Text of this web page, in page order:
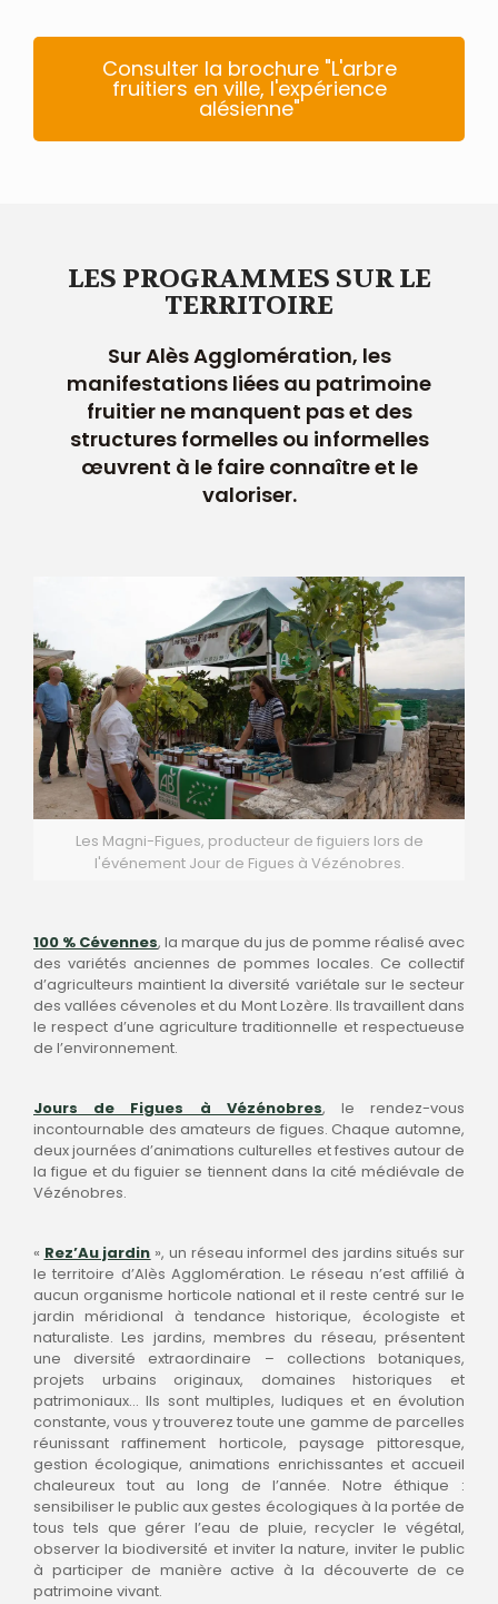
Consulter la brochure "L'arbre
fruitiers en ville, l'expérience
alésienne"
LES PROGRAMMES SUR LE
TERRITOIRE
Sur Alès Agglomération, les
manifestations liées au patrimoine
fruitier ne manquent pas et des
structures formelles ou informelles
œuvrent à le faire connaître et le
valoriser.
Les Magni-Figues, producteur de figuiers lors de
l'événement Jour de Figues à Vézénobres.
100 % Cévennes, la marque du jus de pomme réalisé avec
des variétés anciennes de pommes locales. Ce collectif
d’agriculteurs maintient la diversité variétale sur le secteur
des vallées cévenoles et du Mont Lozère. Ils travaillent dans
le respect d’une agriculture traditionnelle et respectueuse
de l’environnement.
Jours de Figues à Vézénobres, le rendez-vous
incontournable des amateurs de figues. Chaque automne,
deux journées d’animations culturelles et festives autour de
la figue et du figuier se tiennent dans la cité médiévale de
Vézénobres.
« Rez’Au jardin », un réseau informel des jardins situés sur
le territoire d’Alès Agglomération. Le réseau n’est affilié à
aucun organisme horticole national et il reste centré sur le
jardin méridional à tendance historique, écologiste et
naturaliste. Les jardins, membres du réseau, présentent
une diversité extraordinaire – collections botaniques,
projets urbains originaux, domaines historiques et
patrimoniaux… Ils sont multiples, ludiques et en évolution
constante, vous y trouverez toute une gamme de parcelles
réunissant raffinement horticole, paysage pittoresque,
gestion écologique, animations enrichissantes et accueil
chaleureux tout au long de l’année. Notre éthique :
sensibiliser le public aux gestes écologiques à la portée de
tous tels que gérer l’eau de pluie, recycler le végétal,
observer la biodiversité et inviter la nature, inviter le public
à participer de manière active à la découverte de ce
patrimoine vivant.